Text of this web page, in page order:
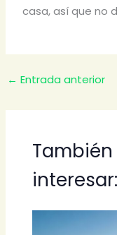
casa, así que no
← Entrada anterior
interesar: